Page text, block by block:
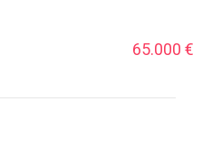
65.000 €